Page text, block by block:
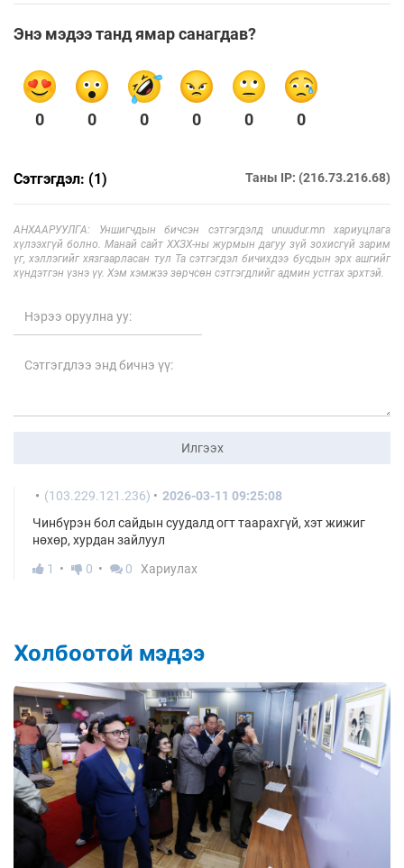
Энэ мэдээ танд ямар санагдав?
0 0 0 0 0 0
Сэтгэгдэл: (1) Таны IP: (216.73.216.68)
АНХААРУУЛГА: Уншигчдын бичсэн сэтгэгдэлд unuudur.mn хариуцлага
хүлээхгүй болно. Манай сайт ХХЗХ-ны журмын дагуу зүй зохисгүй зарим
үг, хэллэгийг хязгаарласан тул Та сэтгэгдэл бичихдээ бусдын эрх ашгийг
хүндэтгэн үзнэ үү. Хэм хэмжээ зөрчсөн сэтгэгдлийг админ устгах эрхтэй.
Илгээх
(103.229.121.236)
2026-03-11 09:25:08
Чинбүрэн бол сайдын суудалд огт таарахгүй, хэт жижиг
нөхөр, хурдан зайлуул
1
0 0 Хариулах
Холбоотой мэдээ